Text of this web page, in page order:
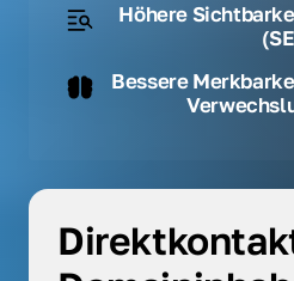
Höhere
Bessere